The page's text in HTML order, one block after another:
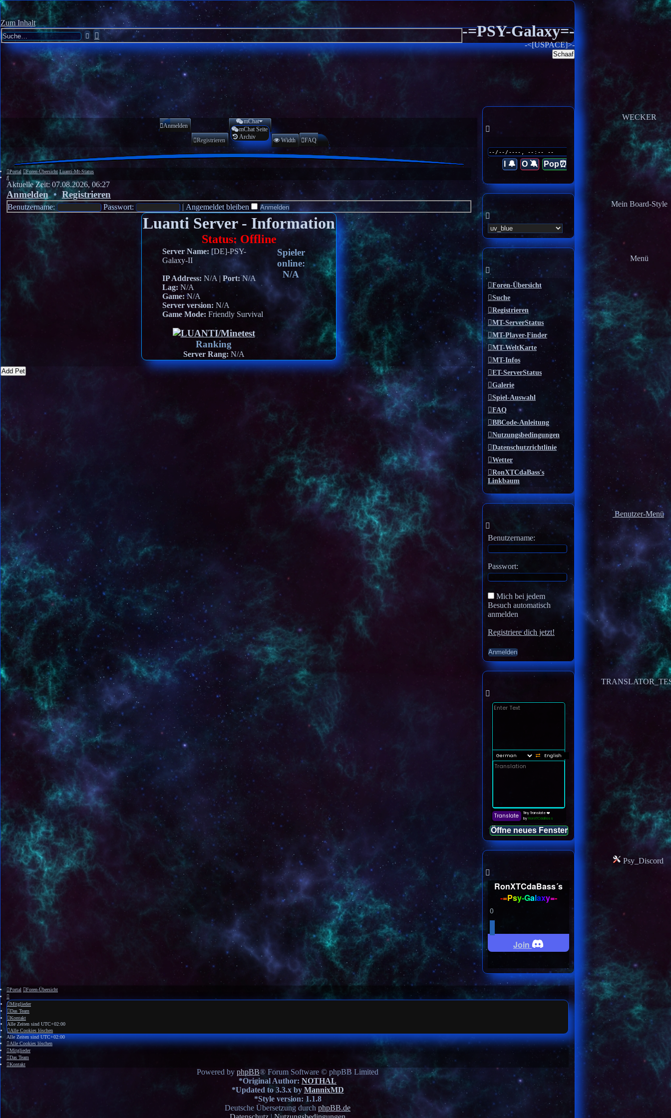
-=PSY-Galaxy=-
-<[USPACE]>-
Schaaf
Zum Inhalt
SucheErweiterte
Suche
Anmelden
Registrieren
mChat
mChat Seite
Archiv
Width FAQ
Portal Foren-Übersicht Luanti-Mt-Status
Suche
Aktuelle Zeit: 07.08.2026, 06:27
Anmelden• Registrieren
Benutzername: Passwort: | Angemeldet bleiben
Luanti Server - Information
Status: Offline
Server Name: [DE]-PSY-
Galaxy-II
IP Address: N/A | Port:N/A
Lag: N/A
Game:N/A
Server version: N/A
Game Mode: Friendly Survival
Ranking
Server Rang: N/A
Spieler
online:
N/A
Add Pet
WECKER
I 🔔 O 🔕 Pop⏰
Mein Board-Style
Menü
Foren-Übersicht
Suche
Registrieren
MT-ServerStatus
MT-Player-Finder
MT-WeltKarte
MT-Infos
ET-ServerStatus
Galerie
Spiel-Auswahl
FAQ
BBCode-Anleitung
Nutzungsbedingungen
Datenschutzrichtlinie
Wetter
RonXTCdaBass's
Linkbaum
Benutzer-Menü
Benutzername:
Passwort:
Mich bei jedem
Besuch automatisch
anmelden
Registriere dich jetzt!
Öffne neues Fenster
Psy_Discord
RonXTCdaBass´s
-=Psy-Galaxy=-
0
Join
Portal Foren-Übersicht
Mitglieder
Das Team
Kontakt
Alle Zeiten sind UTC+02:00
Alle Cookies löschen
Alle Zeiten sindUTC+02:00
Alle Cookies löschen
Mitglieder
Das Team
Kontakt
Powered by phpBB® Forum Software © phpBB Limited
*Original Author: NOTHAL
*Updated to 3.3.x by MannixMD
*Style version: 1.1.8
Deutsche Übersetzung durch phpBB.de